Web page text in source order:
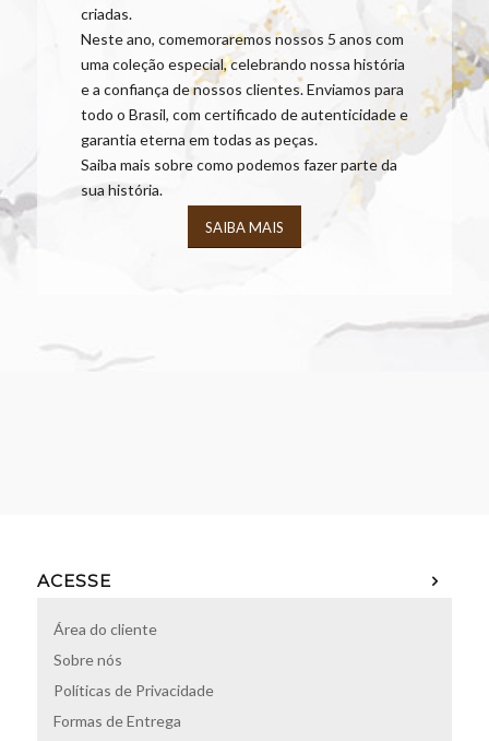
criadas.
Neste ano, comemoraremos nossos 5 anos com
uma coleção especial, celebrando nossa história
e a confiança de nossos clientes. Enviamos para
todo o Brasil, com certificado de autenticidade e
garantia eterna em todas as peças.
Saiba mais sobre como podemos fazer parte da
sua história.
SAIBA MAIS
ACESSE
Área do cliente
Sobre nós
Políticas de Privacidade
Formas de Entrega